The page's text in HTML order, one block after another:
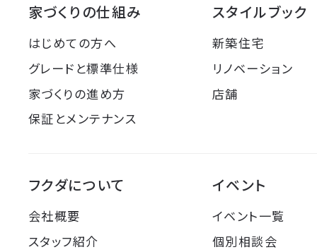
家づくりの仕組み
はじめての方へ
グレードと標準仕様
家づくりの進め方
保証とメンテナンス
スタイルブック
新築住宅
リノベーション
店舗
フクダについて
会社概要
スタッフ紹介
イベント
イベント一覧
個別相談会